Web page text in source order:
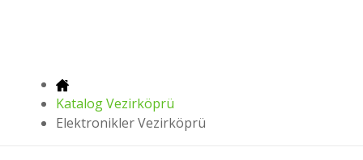
Katalog Vezirköprü
Elektronikler Vezirköprü